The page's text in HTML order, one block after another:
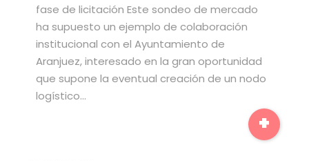
fase de licitación Este sondeo de mercado
ha supuesto un ejemplo de colaboración
institucional con el Ayuntamiento de
Aranjuez, interesado en la gran oportunidad
que supone la eventual creación de un nodo
logístico…
+